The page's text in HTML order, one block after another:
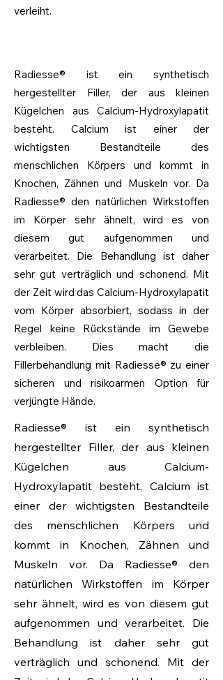
verleiht.
Radiesse® ist ein synthetisch
hergestellter Filler, der aus kleinen
Kügelchen aus Calcium-Hydroxylapatit
besteht. Calcium ist einer der
wichtigsten Bestandteile des
menschlichen Körpers und kommt in
Knochen, Zähnen und Muskeln vor. Da
Radiesse® den natürlichen Wirkstoffen
im Körper sehr ähnelt, wird es von
diesem gut aufgenommen und
verarbeitet. Die Behandlung ist daher
sehr gut verträglich und schonend. Mit
der Zeit wird das Calcium-Hydroxylapatit
vom Körper absorbiert, sodass in der
Regel keine Rückstände im Gewebe
verbleiben. Dies macht die
Fillerbehandlung mit Radiesse® zu einer
sicheren und risikoarmen Option für
verjüngte Hände.
Radiesse® ist ein synthetisch
hergestellter Filler, der aus kleinen
Kügelchen aus Calcium-
Hydroxylapatit besteht. Calcium ist
einer der wichtigsten Bestandteile
des menschlichen Körpers und
kommt in Knochen, Zähnen und
Muskeln vor. Da Radiesse® den
natürlichen Wirkstoffen im Körper
sehr ähnelt, wird es von diesem gut
aufgenommen und verarbeitet. Die
Behandlung ist daher sehr gut
verträglich und schonend. Mit der